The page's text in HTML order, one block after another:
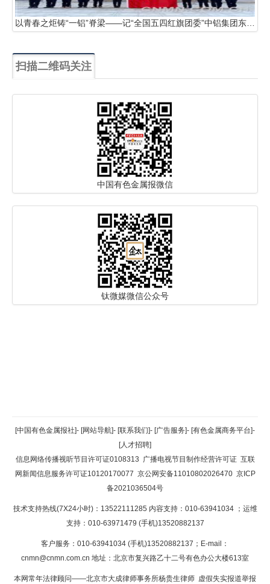
扫描二维码关注
中国有色金属报微信
钛微媒微信公众号
返回顶部
返回首页
[中国有色金属报社]- [网站导航]- [联系我们]- [广告服务]- [有色金属商务平台]-
[人才招聘]
信息网络传播视听节目许可证0108313 广播电视节目制作经营许可证 互联
网新闻信息服务许可证10120170077 京公网安备11010802026470 京ICP
备2021036504号
技术支持热线(7X24小时)：13522111285 内容支持：010-63941034 ；运维
支持：010-63971479 (手机)13520882137
客户服务：010-63941034 (手机)13520882137；E-mail：
cnmn@cnmn.com.cn 地址：北京市复兴路乙十二号有色办公大楼613室
本网常年法律顾问——北京市大成律师事务所杨贵生律师 虚假失实报道举报